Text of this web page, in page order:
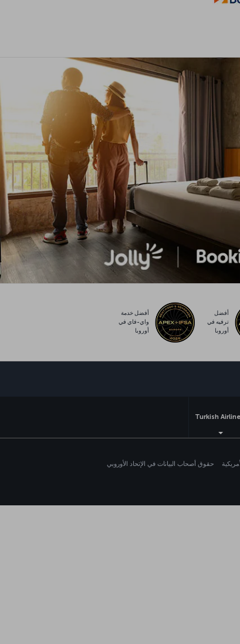
أفضل
ترفيه في
أوروبا
أفضل خدمة
واي-فاي في
أوروبا
Turkish
حقوق أصحاب البيانات في الإتحاد الأوروبي